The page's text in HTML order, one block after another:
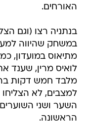
האורחים.
בנתניה רצו (וגם
במשחק שהיווה
מתיאוס במועדון,
לואיס מרין, שענד
מלבד חמש דקות
למצבים, לא
השער ושני
הראשונה.